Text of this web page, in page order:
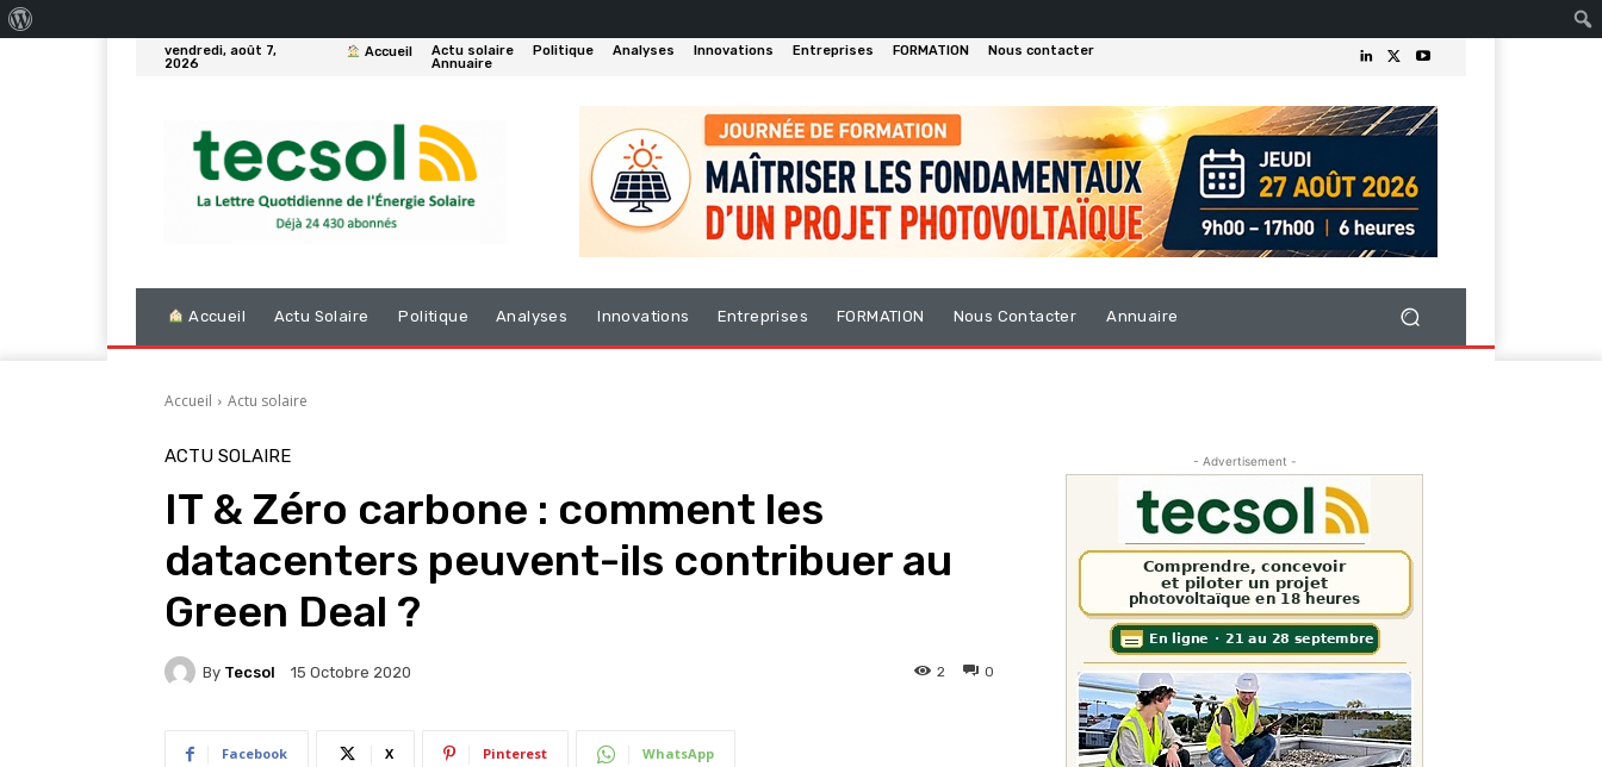
vendredi, août 7,
2026
Accueil Actu solaire Politique Analyses Innovations Entreprises FORMATION
Nous contacter
Annuaire
Accueil Actu Solaire Politique Analyses Innovations Entreprises FORMATION Nous Contacter Annuaire
Accueil Actu solaire
ACTU SOLAIRE
IT & Zéro carbone : comment les
datacenters peuvent-ils contribuer au
Green Deal ?
By Tecsol 15 Octobre 2020 0
2
Facebook X Pinterest WhatsApp
- Advertisement -